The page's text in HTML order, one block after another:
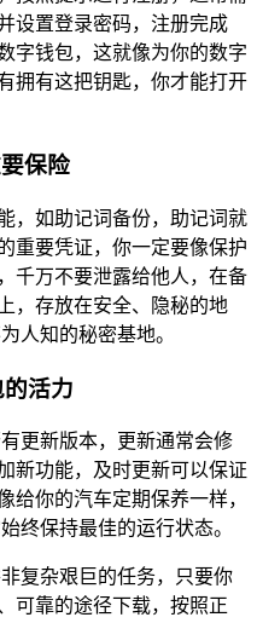
设置登录密码，注册完成
字钱包，这就像为你的数字
拥有这把钥匙，你才能打开
保险
，如助记词备份，助记词就
重要凭证，你一定要像保护
千万不要泄露给他人，在备
，存放在安全、隐秘的地
人知的秘密基地。
活力
更新版本，更新通常会修
新功能，及时更新可以保证
给你的汽车定期保养一样，
终保持最佳的运行状态。
复杂艰巨的任务，只要你
可靠的途径下载，按照正